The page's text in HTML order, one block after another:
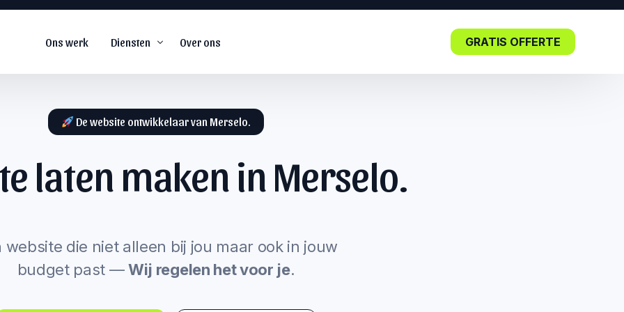
Ons werk Diensten
De#1web agency voor
snel groeiende
Lees nu: De impact van SEO in
Over ons GRATIS OFFERTE
De website ontwikkelaar van Merselo.
laten maken in Merselo.
website die niet alleen bij jou maar ook in jouw
budget past —Wij regelen het voor je.